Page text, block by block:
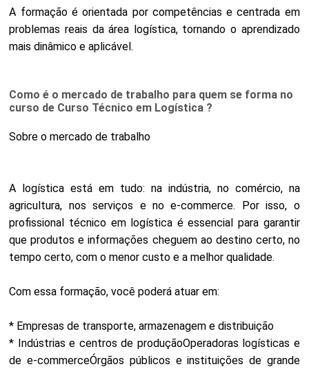
A formação é orientada por competências e centrada em
problemas reais da área logística, tornando o aprendizado
mais dinâmico e aplicável.
Como é o mercado de trabalho para quem se forma no
curso de Curso Técnico em Logística ?
Sobre o mercado de trabalho
A logística está em tudo: na indústria, no comércio, na
agricultura, nos serviços e no e-commerce. Por isso, o
profissional técnico em logística é essencial para garantir
que produtos e informações cheguem ao destino certo, no
tempo certo, com o menor custo e a melhor qualidade.
Com essa formação, você poderá atuar em:
* Empresas de transporte, armazenagem e distribuição
* Indústrias e centros de produçãoOperadoras logísticas e
de e-commerceÓrgãos públicos e instituições de grande